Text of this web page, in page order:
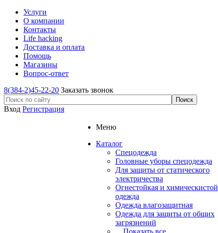
Услуги
О компании
Контакты
Life hacking
Доставка и оплата
Помощь
Магазины
Вопрос-ответ
8(384-2)45-22-20 Заказать звонок
Вход Регистрация
Меню
Каталог
Спецодежда
Головные уборы спецодежда
Для защиты от статического
электричества
Огнестойкая и
одежда
Одежда влагозащитная
Одежда для защиты от общих
загрязнений
... Показать все